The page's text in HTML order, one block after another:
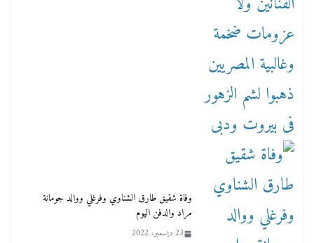
وفاة شقيق طارق الشناوي وفرغلي ووالد جومانة
مراد والدفن اليوم
23 ديسمبر، 2022